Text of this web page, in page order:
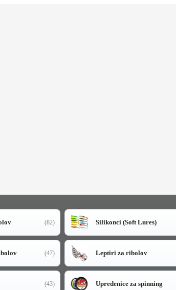
(82) Silikonci (Soft Lures)
(47) Leptiri za ribolov
(43) Upredenice za spinning